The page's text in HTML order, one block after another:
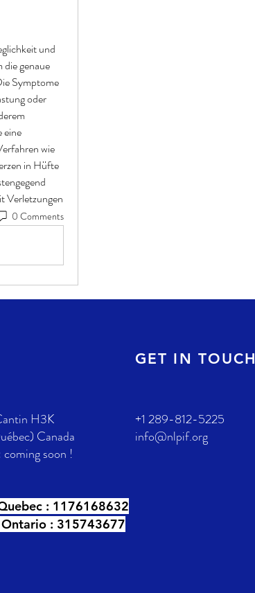
genaue
Symptome
oder
eine
wie
in Hüfte
0 Comments
GET IN TOUCH
H3K
Canada
soon !
+1 289-812-5225
info@nlpif.org
: 1176168632
: 315743677